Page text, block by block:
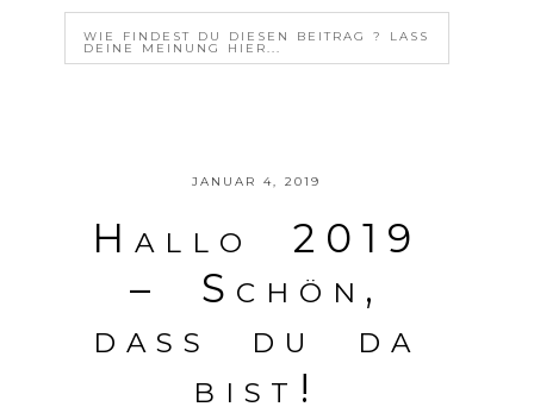
WIE FINDEST DU DIESEN BEITRAG ? LASS
DEINE MEINUNG HIER...
POSTE DEINE MEINUNG
JANUAR 4, 2019
Hallo 2019
– Schön,
dass du da
bist!